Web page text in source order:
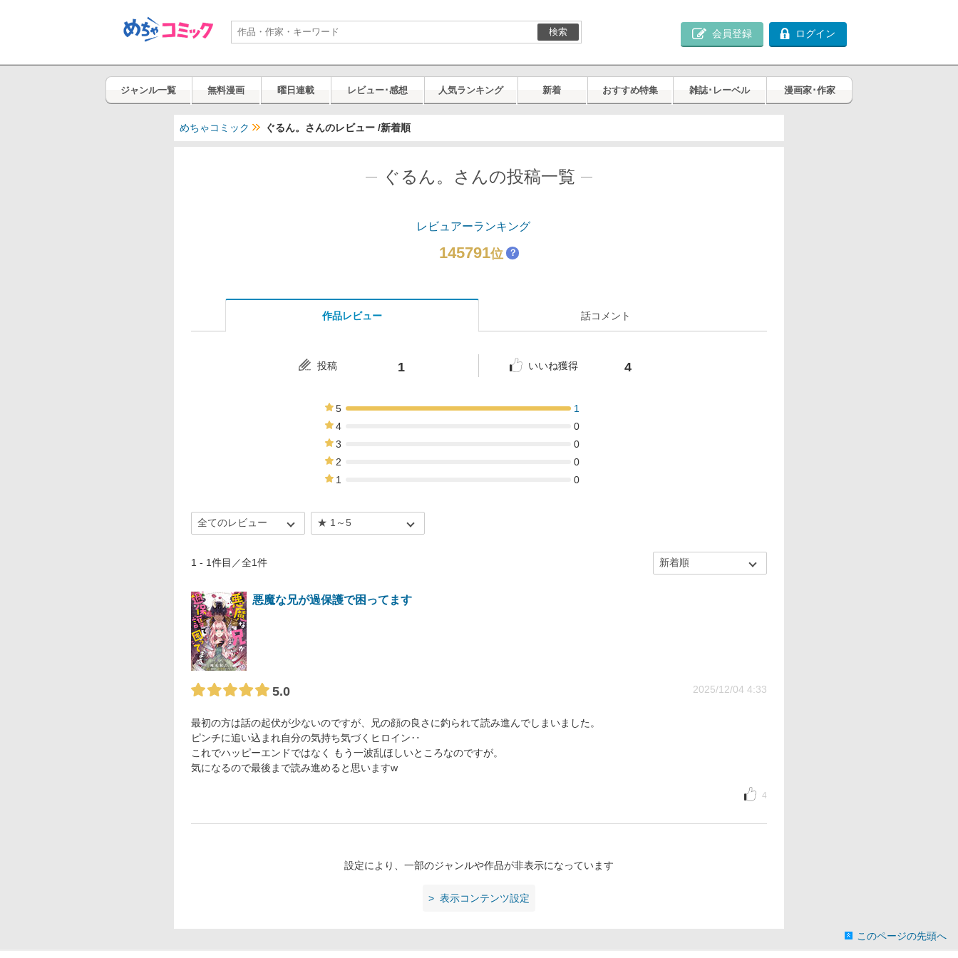
検索 会員登録 ログイン
ジャンル一覧 無料漫画 曜日連載 レビュー･感想 人気ランキング 新着 おすすめ特集 雑誌･レーベル 漫画家･作家
めちゃコミック ぐるん。さんのレビュー /新着順
ぐるん。さんの投稿一覧
レビュアーランキング
145791位 ？
作品レビュー 話コメント
投稿 1 いいね獲得 4
5
1
4
0
3
0
2
0
1
0
1 - 1件目／全1件
悪魔な兄が過保護で困ってます
5.0 2025/12/04 4:33
最初の方は話の起伏が少ないのですが、兄の顔の良さに釣られて読み進んでしまいました。
ピンチに追い込まれ自分の気持ち気づくヒロイン‥
これでハッピーエンドではなく もう一波乱ほしいところなのですが。
気になるので最後まで読み進めると思いますw
4
設定により、一部のジャンルや作品が非表示になっています
表示コンテンツ設定
このページの先頭へ